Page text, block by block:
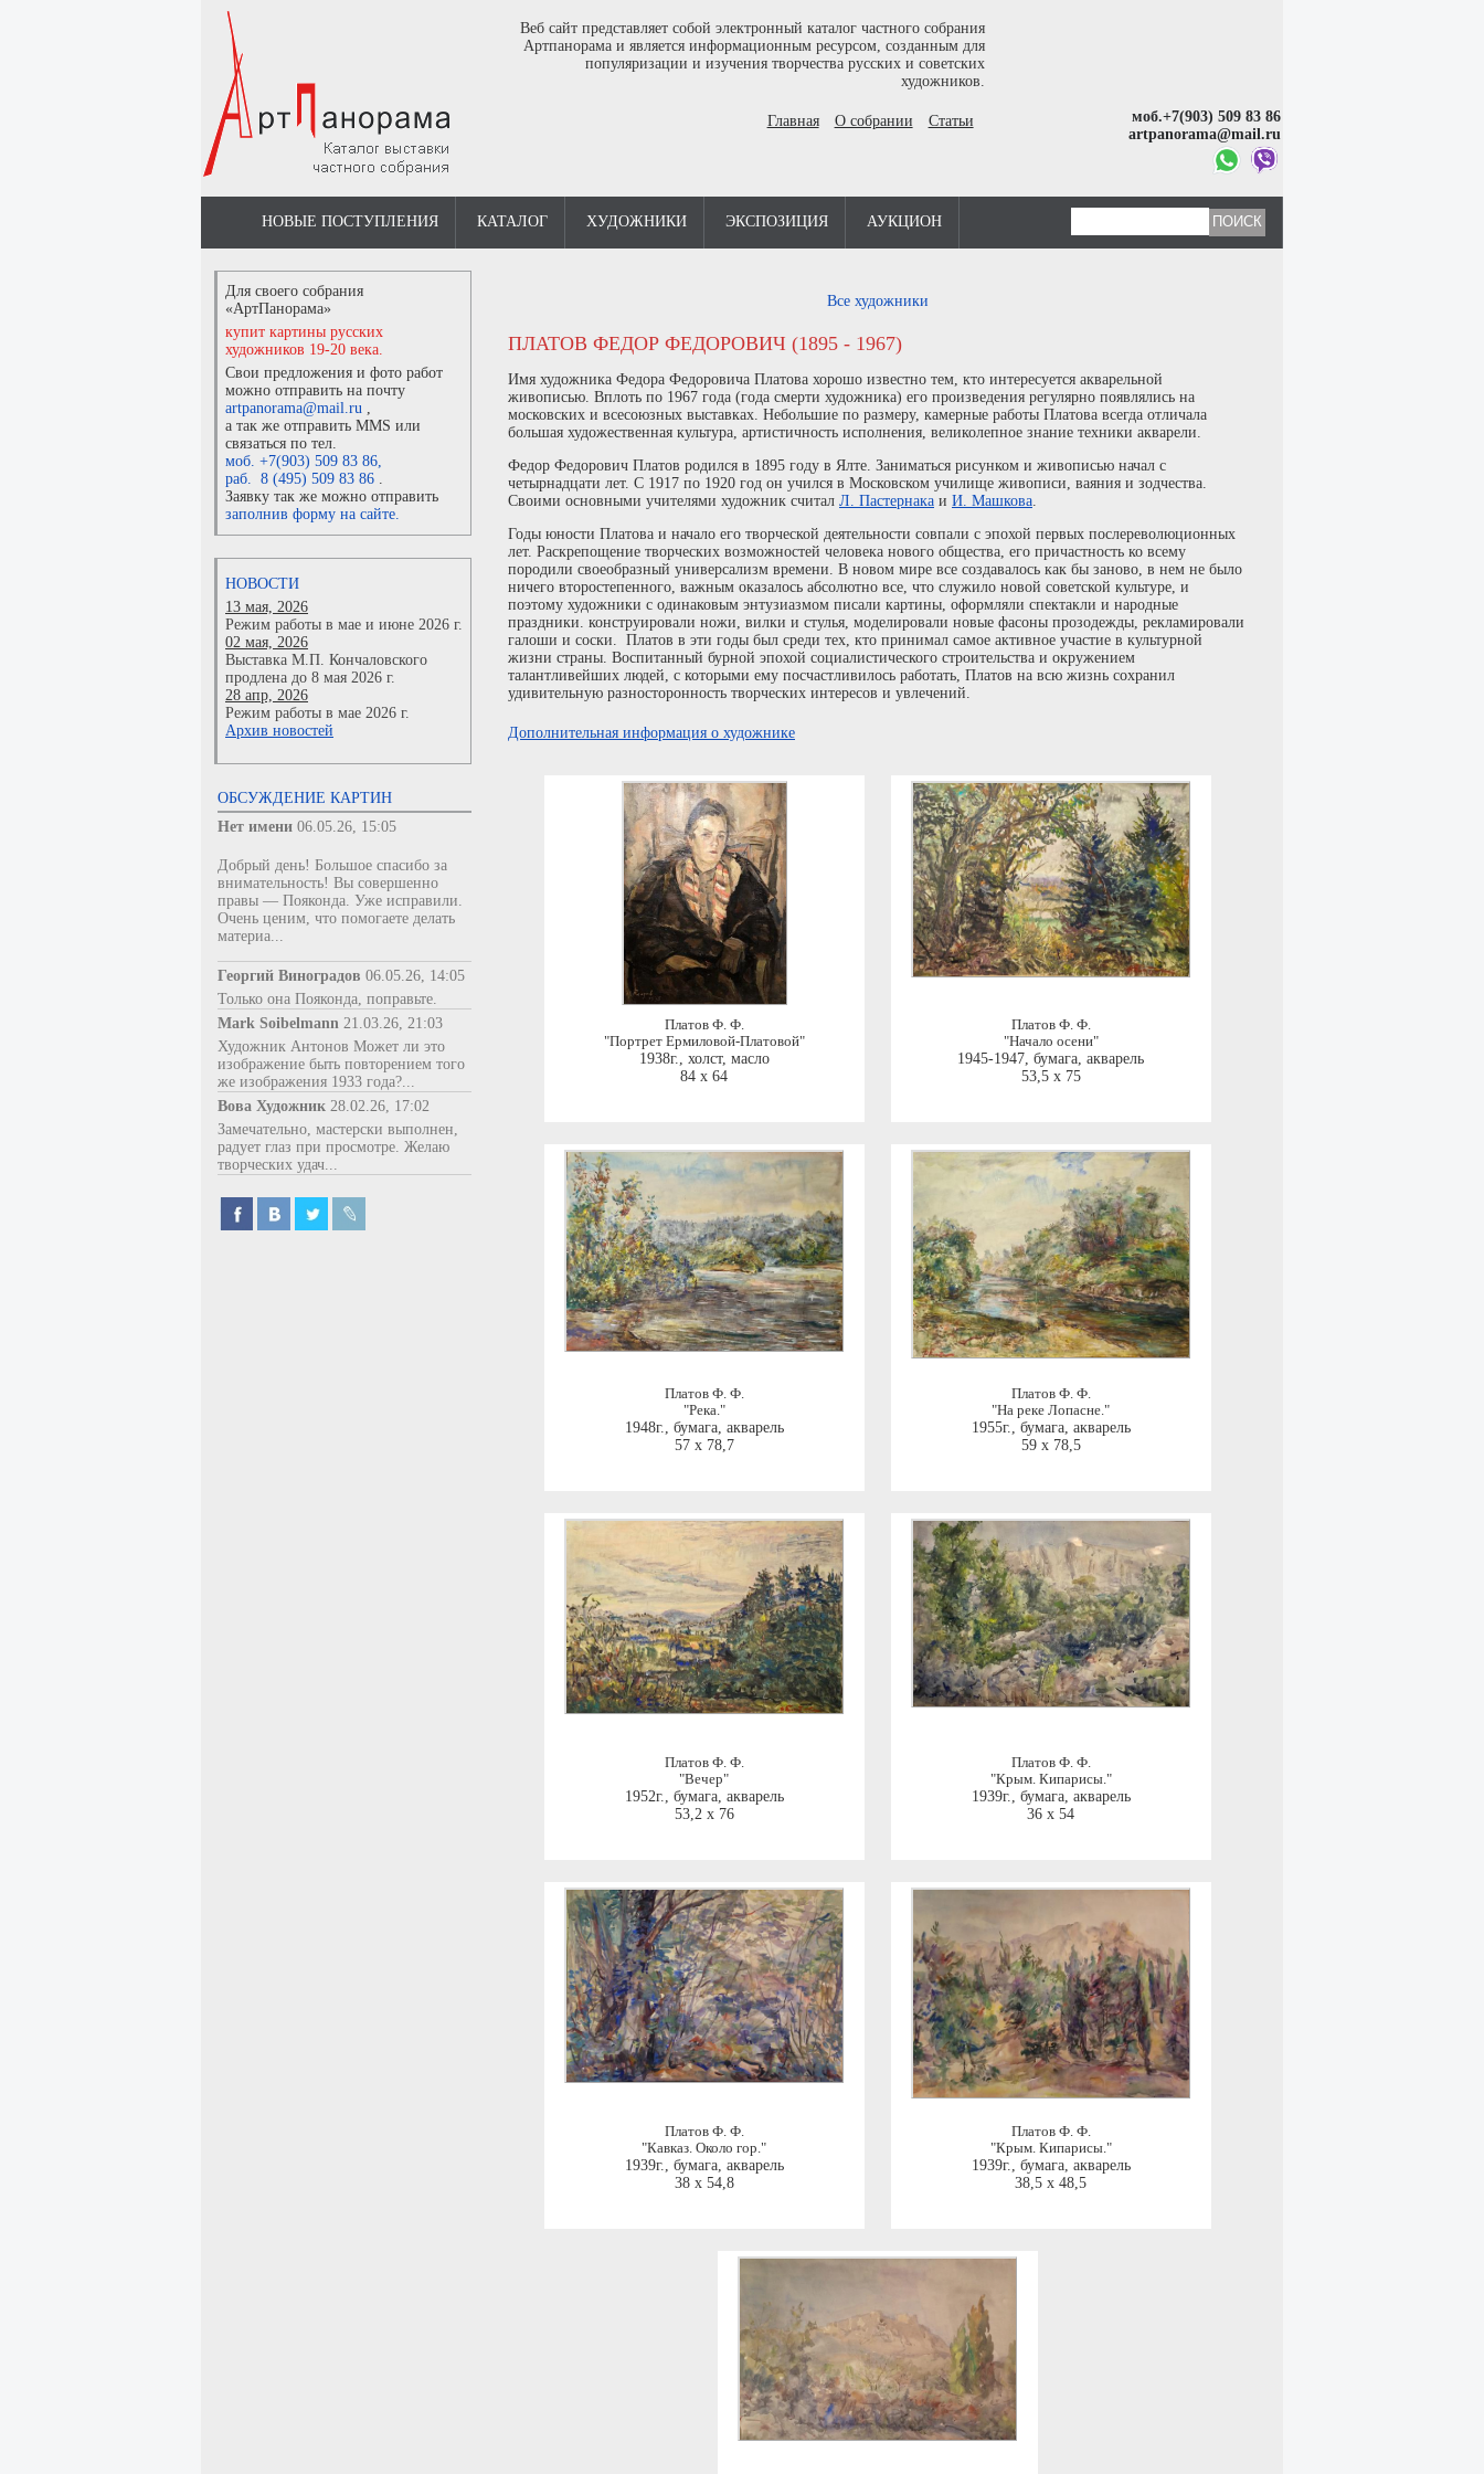
Веб сайт представляет собой электронный каталог частного собрания
Артпанорама и является информационным ресурсом, созданным для
популяризации и изучения творчества русских и советских
художников.
Главная О собрании Статьи
моб.+7(903) 509 83 86
artpanorama@mail.ru
НОВЫЕ ПОСТУПЛЕНИЯ КАТАЛОГ ХУДОЖНИКИ ЭКСПОЗИЦИЯ АУКЦИОН
Для своего собрания
«АртПанорама»
купит картины русских
художников 19-20 века.
Свои предложения и фото работ
можно отправить на почту
artpanorama@mail.ru ,
а так же отправить MMS или
связаться по тел.
моб. +7(903) 509 83 86,
раб. 8 (495) 509 83 86 .
Заявку так же можно отправить
заполнив форму на сайте.
НОВОСТИ
13 мая, 2026
Режим работы в мае и июне 2026 г.
02 мая, 2026
Выставка М.П. Кончаловского
продлена до 8 мая 2026 г.
28 апр, 2026
Режим работы в мае 2026 г.
Архив новостей
ОБСУЖДЕНИЕ КАРТИН
Нет имени 06.05.26, 15:05
Добрый день! Большое спасибо за
внимательность! Вы совершенно
правы — Пояконда. Уже исправили.
Очень ценим, что помогаете делать
материа...
Георгий Виноградов 06.05.26, 14:05
Только она Пояконда, поправьте.
Mark Soibelmann 21.03.26, 21:03
Художник Антонов Может ли это
изображение быть повторением того
же изображения 1933 года?...
Вова Художник 28.02.26, 17:02
Замечательно, мастерски выполнен,
радует глаз при просмотре. Желаю
творческих удач...
Все художники
ПЛАТОВ ФЕДОР ФЕДОРОВИЧ (1895 - 1967)
Имя художника Федора Федоровича Платова хорошо известно тем, кто интересуется акварельной
живописью. Вплоть по 1967 года (года смерти художника) его произведения регулярно появлялись на
московских и всесоюзных выставках. Небольшие по размеру, камерные работы Платова всегда отличала
большая художественная культура, артистичность исполнения, великолепное знание техники акварели.
Федор Федорович Платов родился в 1895 году в Ялте. Заниматься рисунком и живописью начал с
четырнадцати лет. С 1917 по 1920 год он учился в Московском училище живописи, ваяния и зодчества.
Своими основными учителями художник считал Л. Пастернака и И. Машкова.
Годы юности Платова и начало его творческой деятельности совпали с эпохой первых послереволюционных
лет. Раскрепощение творческих возможностей человека нового общества, его причастность ко всему
породили своеобразный универсализм времени. В новом мире все создавалось как бы заново, в нем не было
ничего второстепенного, важным оказалось абсолютно все, что служило новой советской культуре, и
поэтому художники с одинаковым энтузиазмом писали картины, оформляли спектакли и народные
праздники. конструировали ножи, вилки и стулья, моделировали новые фасоны прозодежды, рекламировали
галоши и соски. Платов в эти годы был среди тех, кто принимал самое активное участие в культурной
жизни страны. Воспитанный бурной эпохой социалистического строительства и окружением
талантливейших людей, с которыми ему посчастливилось работать, Платов на всю жизнь сохранил
удивительную разносторонность творческих интересов и увлечений.
Дополнительная информация о художнике
Платов Ф. Ф.
"Портрет Ермиловой-Платовой"
1938г., холст, масло
84 x 64
Платов Ф. Ф.
"Начало осени"
1945-1947, бумага, акварель
53,5 x 75
Платов Ф. Ф.
"Река."
1948г., бумага, акварель
57 x 78,7
Платов Ф. Ф.
"На реке Лопасне."
1955г., бумага, акварель
59 x 78,5
Платов Ф. Ф.
"Вечер"
1952г., бумага, акварель
53,2 x 76
Платов Ф. Ф.
"Крым. Кипарисы."
1939г., бумага, акварель
36 x 54
Платов Ф. Ф.
"Кавказ. Около гор."
1939г., бумага, акварель
38 x 54,8
Платов Ф. Ф.
"Крым. Кипарисы."
1939г., бумага, акварель
38,5 x 48,5